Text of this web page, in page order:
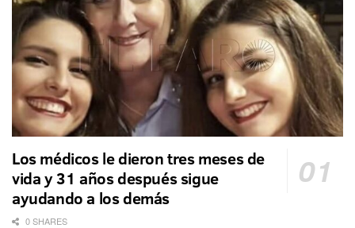
Los médicos le dieron tres meses de
vida y 31 años después sigue
ayudando a los demás
0 SHARES